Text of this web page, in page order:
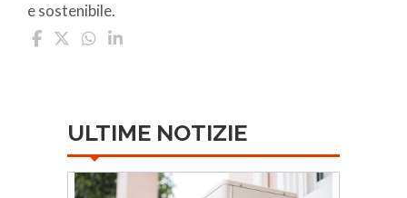
e sostenibile.
ULTIME NOTIZIE